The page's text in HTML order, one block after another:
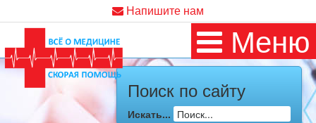
Напишите нам
Меню
Поиск по сайту
Искать...